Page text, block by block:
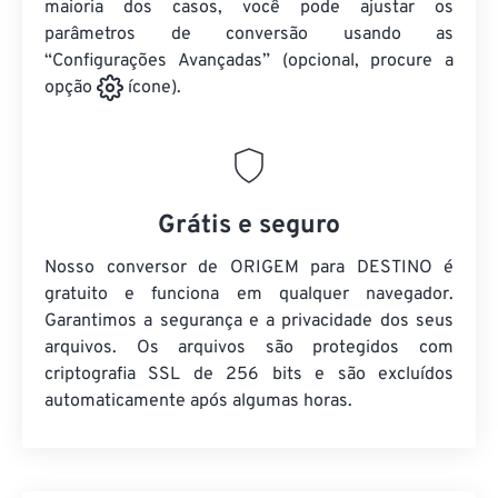
maioria dos casos, você pode ajustar os
parâmetros de conversão usando as
“Configurações Avançadas” (opcional, procure a
opção
ícone).
Grátis e seguro
Nosso conversor de ORIGEM para DESTINO é
gratuito e funciona em qualquer navegador.
Garantimos a segurança e a privacidade dos seus
arquivos. Os arquivos são protegidos com
criptografia SSL de 256 bits e são excluídos
automaticamente após algumas horas.